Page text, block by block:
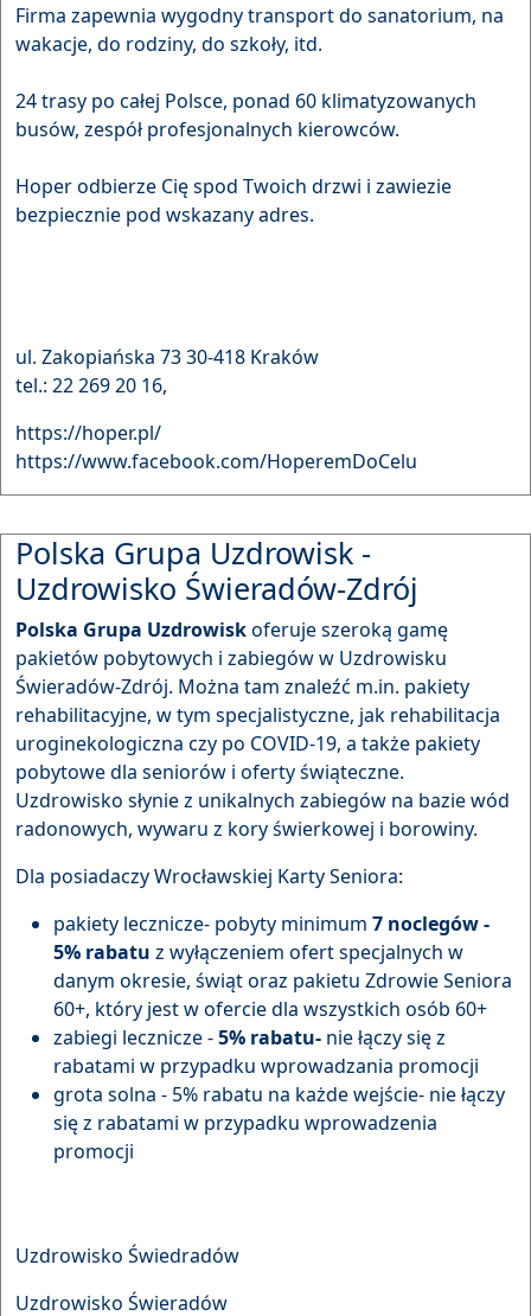
Firma zapewnia wygodny transport do sanatorium, na
wakacje, do rodziny, do szkoły, itd.
24 trasy po całej Polsce, ponad 60 klimatyzowanych
busów, zespół profesjonalnych kierowców.
Hoper odbierze Cię spod Twoich drzwi i zawiezie
bezpiecznie pod wskazany adres.
ul. Zakopiańska 73 30-418 Kraków
tel.: 22 269 20 16,
https://hoper.pl/
https://www.facebook.com/HoperemDoCelu
Polska Grupa Uzdrowisk -
Uzdrowisko Świeradów-Zdrój
Polska Grupa Uzdrowiskoferuje szeroką gamę
pakietów pobytowych i zabiegów w Uzdrowisku
Świeradów-Zdrój. Można tam znaleźć m.in. pakiety
rehabilitacyjne, w tym specjalistyczne, jak rehabilitacja
uroginekologiczna czy po COVID-19, a także pakiety
pobytowe dla seniorów i oferty świąteczne.
Uzdrowisko słynie z unikalnych zabiegów na bazie wód
radonowych, wywaru z kory świerkowej i borowiny.
Dla posiadaczy Wrocławskiej Karty Seniora:
pakiety lecznicze- pobyty minimum 7 noclegów -
5% rabatu z wyłączeniem ofert specjalnych w
danym okresie, świąt oraz pakietu Zdrowie Seniora
60+, który jest w ofercie dla wszystkich osób 60+
zabiegi lecznicze -5% rabatu- nie łączy się z
rabatami w przypadku wprowadzania promocji
grota solna - 5% rabatu na każde wejście- nie łączy
się z rabatami w przypadku wprowadzenia
promocji
Uzdrowisko Świedradów
Uzdrowisko Świeradów